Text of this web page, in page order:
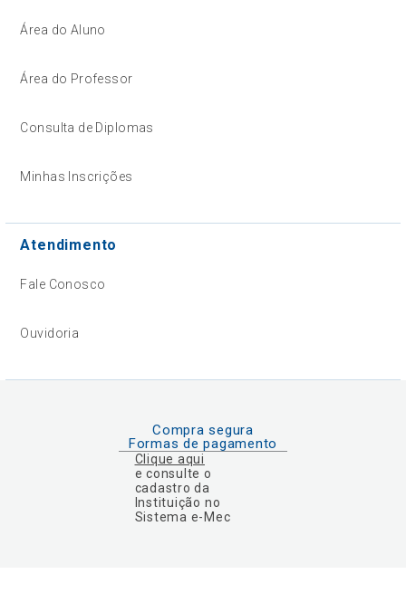
Área do Aluno
Área do Professor
Consulta de Diplomas
Minhas Inscrições
Atendimento
Fale Conosco
Ouvidoria
Compra segura
Formas de pagamento
Clique aqui
e consulte o
cadastro da
Instituição no
Sistema e-Mec